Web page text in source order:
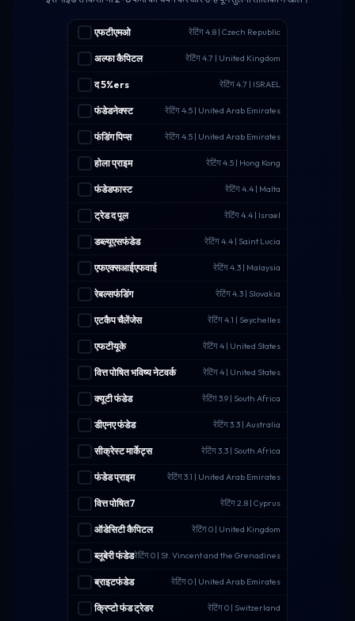
एफटीएमओ रेटिंग 4.8 | Czech Republic
अल्फा कैपिटल रेटिंग 4.7 | United Kingdom
द 5%ers रेटिंग 4.7 | ISRAEL
फंडेडनेक्स्ट रेटिंग 4.5 | United Arab Emirates
फंडिंग पिप्स रेटिंग 4.5 | United Arab Emirates
होला प्राइम रेटिंग 4.5 | Hong Kong
फंडेडफास्ट रेटिंग 4.4 | Malta
ट्रेड द पूल रेटिंग 4.4 | Israel
डब्ल्यूएसफंडेड रेटिंग 4.4 | Saint Lucia
एफएक्सआईएफवाई रेटिंग 4.3 | Malaysia
रेबल्सफंडिंग रेटिंग 4.3 | Slovakia
एटकैप चैलेंजेस रेटिंग 4.1 | Seychelles
एफटीयूके रेटिंग 4 | United States
वित्त पोषित भविष्य नेटवर्क रेटिंग 4 | United States
क्यूटी फंडेड रेटिंग 3.9 | South Africa
डीएनए फंडेड रेटिंग 3.3 | Australia
सीक्रेस्ट मार्केट्स रेटिंग 3.3 | South Africa
फंडेड प्राइम रेटिंग 3.1 | United Arab Emirates
वित्त पोषित7 रेटिंग 2.8 | Cyprus
ऑडेसिटी कैपिटल रेटिंग 0 | United Kingdom
ब्लूबेरी फंडेडरेटिंग 0 | St. Vincent and the Grenadines
ब्राइटफंडेड रेटिंग 0 | United Arab Emirates
क्रिप्टो फंड ट्रेडर रेटिंग 0 | Switzerland